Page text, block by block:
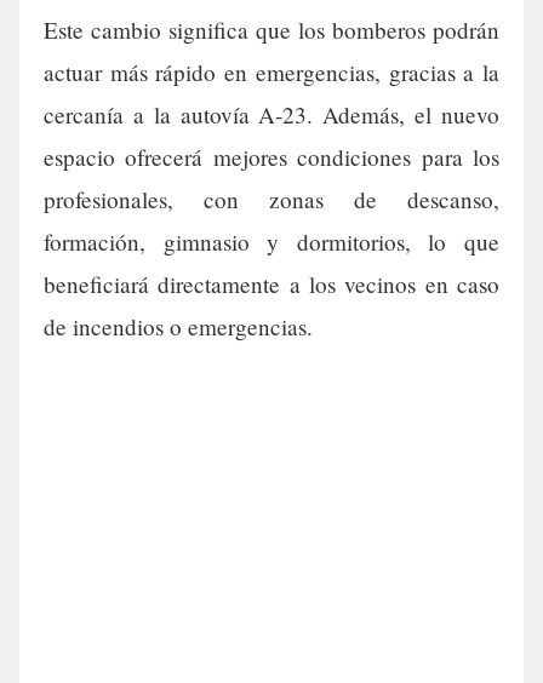
Este cambio significa que los bomberos podrán
actuar más rápido en emergencias, gracias a la
cercanía a la autovía A-23. Además, el nuevo
espacio ofrecerá mejores condiciones para los
profesionales, con zonas de descanso,
formación, gimnasio y dormitorios, lo que
beneficiará directamente a los vecinos en caso
de incendios o emergencias.